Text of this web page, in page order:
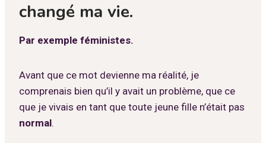
changé ma vie.
Par exemple féministes.
Avant que ce mot devienne ma réalité, je
comprenais bien qu’il y avait un problème, que ce
que je vivais en tant que toute jeune fille n’était pas
normal.